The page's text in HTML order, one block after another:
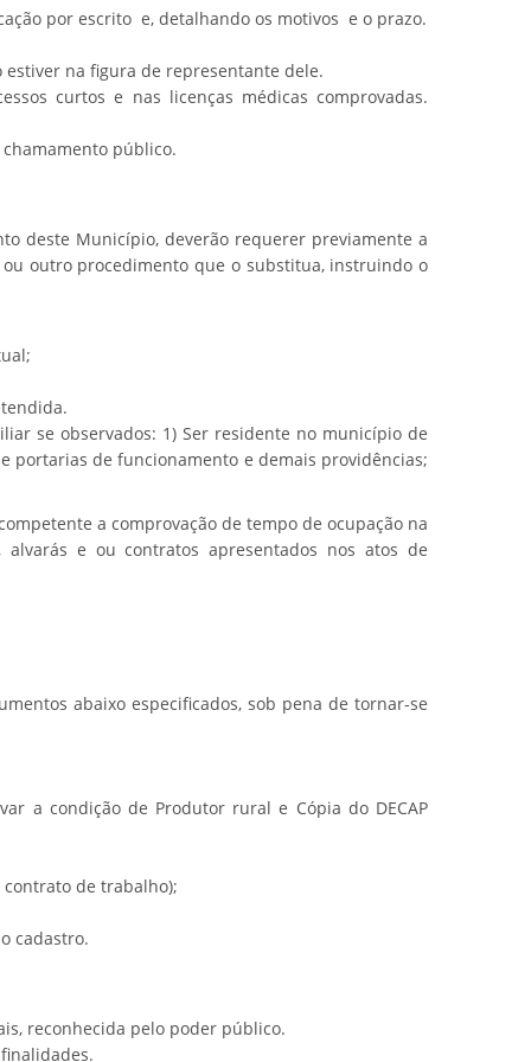
por escrito e, detalhando os motivos e o prazo.
na figura de representante dele.
curtos e nas licenças médicas comprovadas.
público.
deste Município, deverão requerer previamente a
outro procedimento que o substitua, instruindo o
se observados: 1) Ser residente no município de
portarias de funcionamento e demais providências;
a comprovação de tempo de ocupação na
alvarás e ou contratos apresentados nos atos de
abaixo especificados, sob pena de tornar-se
a condição de Produtor rural e Cópia do DECAP
de trabalho);
cadastro.
reconhecida pelo poder público.